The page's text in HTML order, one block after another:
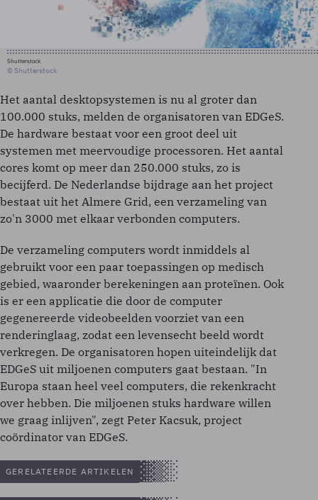
Shutterstock
© Shutterstock
Het aantal desktopsystemen is nu al groter dan
100.000 stuks, melden de organisatoren van EDGeS.
De hardware bestaat voor een groot deel uit
systemen met meervoudige processoren. Het aantal
cores komt op meer dan 250.000 stuks, zo is
becijferd. De Nederlandse bijdrage aan het project
bestaat uit het Almere Grid, een verzameling van
zo'n 3000 met elkaar verbonden computers.
De verzameling computers wordt inmiddels al
gebruikt voor een paar toepassingen op medisch
gebied, waaronder berekeningen aan proteïnen. Ook
is er een applicatie die door de computer
gegenereerde videobeelden voorziet van een
renderinglaag, zodat een levensecht beeld wordt
verkregen. De organisatoren hopen uiteindelijk dat
EDGeS uit miljoenen computers gaat bestaan. "In
Europa staan heel veel computers, die rekenkracht
over hebben. Die miljoenen stuks hardware willen
we graag inlijven", zegt Peter Kacsuk, project
coördinator van EDGeS.
GERELATEERDE ARTIKELEN